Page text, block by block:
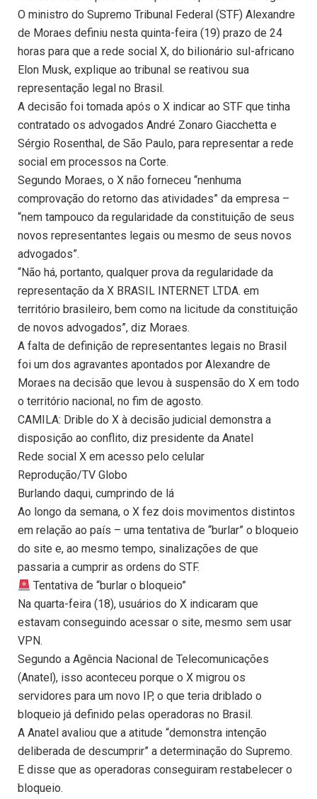
O ministro do Supremo Tribunal Federal (STF) Alexandre
de Moraes definiu nesta quinta-feira (19) prazo de 24
horas para que a rede social X, do bilionário sul-africano
Elon Musk, explique ao tribunal se reativou sua
representação legal no Brasil.
A decisão foi tomada após o X indicar ao STF que tinha
contratado os advogados André Zonaro Giacchetta e
Sérgio Rosenthal, de São Paulo, para representar a rede
social em processos na Corte.
Segundo Moraes, o X não forneceu “nenhuma
comprovação do retorno das atividades” da empresa –
“nem tampouco da regularidade da constituição de seus
novos representantes legais ou mesmo de seus novos
advogados”.
“Não há, portanto, qualquer prova da regularidade da
representação da X BRASIL INTERNET LTDA. em
território brasileiro, bem como na licitude da constituição
de novos advogados”, diz Moraes.
A falta de definição de representantes legais no Brasil
foi um dos agravantes apontados por Alexandre de
Moraes na decisão que levou à suspensão do X em todo
o território nacional, no fim de agosto.
CAMILA: Drible do X à decisão judicial demonstra a
disposição ao conflito, diz presidente da Anatel
Rede social X em acesso pelo celular
Reprodução/TV Globo
Burlando daqui, cumprindo de lá
Ao longo da semana, o X fez dois movimentos distintos
em relação ao país – uma tentativa de “burlar” o bloqueio
do site e, ao mesmo tempo, sinalizações de que
passaria a cumprir as ordens do STF.
Tentativa de “burlar o bloqueio”
Na quarta-feira (18), usuários do X indicaram que
estavam conseguindo acessar o site, mesmo sem usar
VPN.
Segundo a Agência Nacional de Telecomunicações
(Anatel), isso aconteceu porque o X migrou os
servidores para um novo IP, o que teria driblado o
bloqueio já definido pelas operadoras no Brasil.
A Anatel avaliou que a atitude “demonstra intenção
deliberada de descumprir” a determinação do Supremo.
E disse que as operadoras conseguiram restabelecer o
bloqueio.